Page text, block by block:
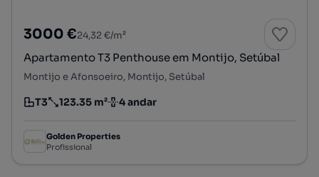
3000 €24,32 €/m²
Apartamento T3 Penthouse em Montijo, Setúbal
Montijo e Afonsoeiro, Montijo, Setúbal
Tipologia
T3
Preço por metro quadrado
123.35 m²
Andar 4 andar
Golden Properties
Profissional